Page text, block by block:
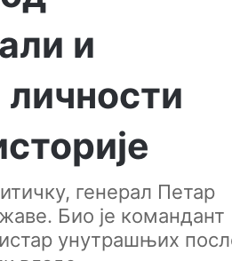
и
личности
генерал Петар
Био је командант
унутрашњих